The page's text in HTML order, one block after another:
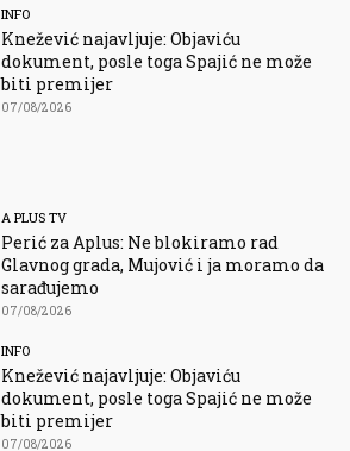
INFO
Knežević najavljuje: Objaviću
dokument, posle toga Spajić ne može
biti premijer
07/08/2026
A PLUS TV
Perić za Aplus: Ne blokiramo rad
Glavnog grada, Mujović i ja moramo da
sarađujemo
07/08/2026
INFO
Knežević najavljuje: Objaviću
dokument, posle toga Spajić ne može
biti premijer
07/08/2026